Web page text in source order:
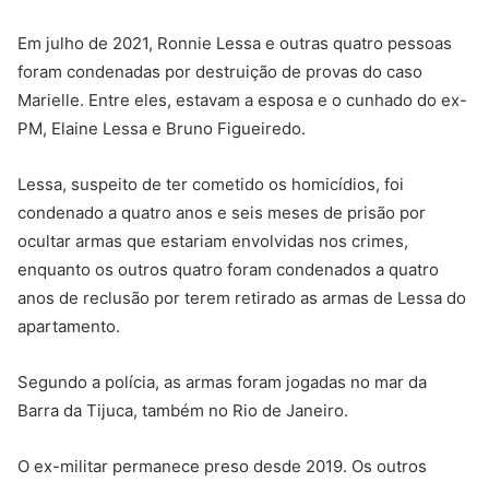
Em julho de 2021, Ronnie Lessa e outras quatro pessoas
foram condenadas por destruição de provas do caso
Marielle. Entre eles, estavam a esposa e o cunhado do ex-
PM, Elaine Lessa e Bruno Figueiredo.
Lessa, suspeito de ter cometido os homicídios, foi
condenado a quatro anos e seis meses de prisão por
ocultar armas que estariam envolvidas nos crimes,
enquanto os outros quatro foram condenados a quatro
anos de reclusão por terem retirado as armas de Lessa do
apartamento.
Segundo a polícia, as armas foram jogadas no mar da
Barra da Tijuca, também no Rio de Janeiro.
O ex-militar permanece preso desde 2019. Os outros